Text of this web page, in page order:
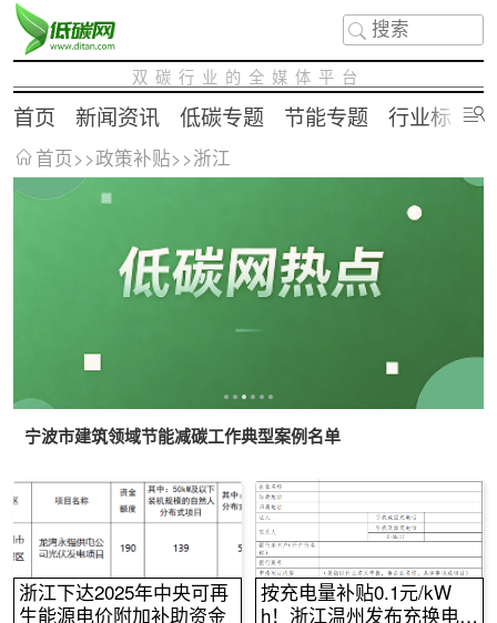
双碳行业的全媒体平台
首页 新闻资讯 低碳专题 节能专题 行业标准
首页>>政策补贴>>浙江
宁波市建筑领域节能减碳工作典型案例名单
浙江下达2025年中央可再
生能源电价附加补助资金
按充电量补贴0.1元/kW
h！浙江温州发布充换电奖